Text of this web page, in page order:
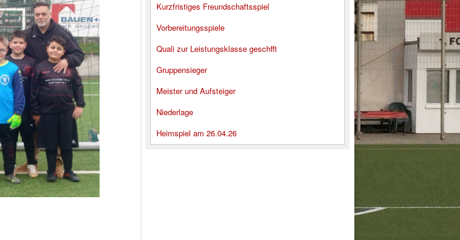
Kurzfristiges Freundschaftsspiel
Vorbereitungsspiele
Quali zur Leistungsklasse geschfft
Gruppensieger
Meister und Aufsteiger
Niederlage
Heimspiel am 26.04.26